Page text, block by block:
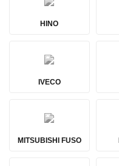
HINO
IVECO
MITSUBISHI FUSO